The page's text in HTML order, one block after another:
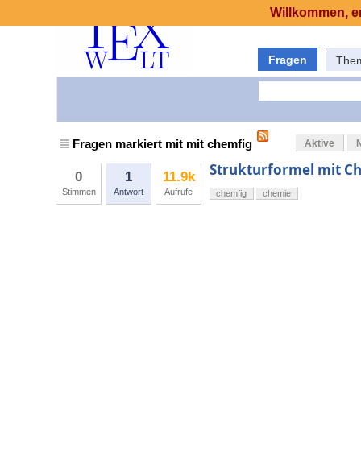
Fragen
Fragen markiert mit mit chemfig Aktive
0
Stimmen
1
Antwort
11.9k
Aufrufe
Strukturformel mit
chemfig chemie
Willkommen,